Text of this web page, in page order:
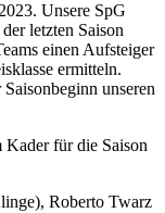
Unsere SpG
letzten Saison
einen Aufsteiger
ermitteln.
unseren
Kader für die Saison
Roberto Twarz